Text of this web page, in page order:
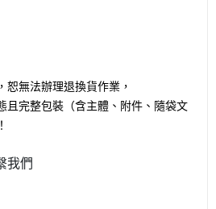
恕無法辦理退換貨作業，
且完整包裝（含主體、附件、隨袋文
我們